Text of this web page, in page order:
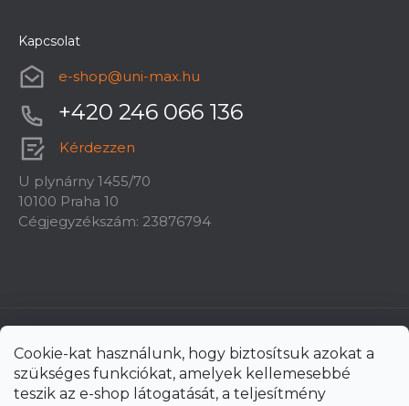
Cookie-kat használunk, hogy biztosítsuk azokat a
szükséges funkciókat, amelyek kellemesebbé
teszik az e-shop látogatását, a teljesítmény
Kapcsolat
e-shop@uni-max.hu
+420 246 066 136
Kérdezzen
U plynárny 1455/70
10100 Praha 10
Cégjegyzékszám: 23876794